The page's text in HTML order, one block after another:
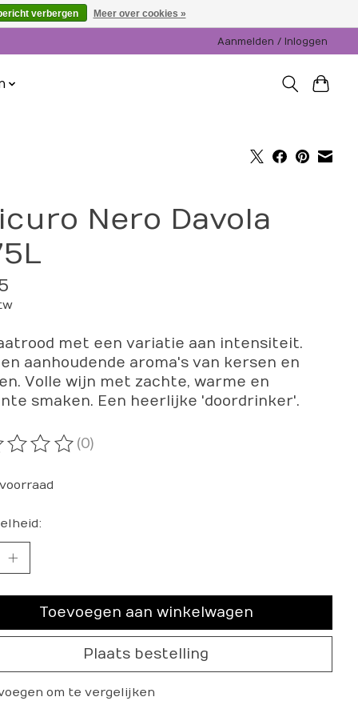
Aanmelden / Inloggen
Nero Davola
met een variatie aan intensiteit.
aanhoudende aroma's van kersen en
Volle wijn met zachte, warme en
smaken. Een heerlijke 'doordrinker'.
van dit product is
(0)
Toevoegen aan winkelwagen
Plaats bestelling
om te vergelijken
verbergen Meer over cookies »